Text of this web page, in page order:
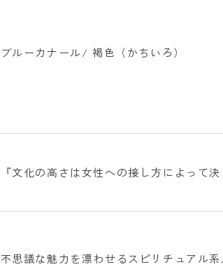
ブルーカナール/ 褐色（かちいろ）
『文化の高さは女性への接し方によって
不思議な魅力を漂わせるスピリチュアル